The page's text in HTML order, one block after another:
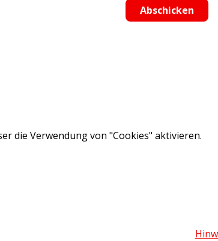
die Verwendung von "Cookies" aktivieren.